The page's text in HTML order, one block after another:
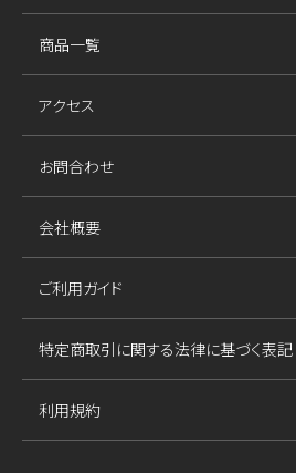
商品一覧
アクセス
お問合わせ
会社概要
ご利用ガイド
特定商取引に関する法律に基づく表記
利用規約